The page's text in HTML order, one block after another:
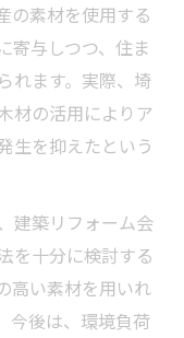
の素材を使用する
寄与しつつ、住ま
れます。実際、埼
材の活用によりア
生を抑えたという
建築リフォーム会
を十分に検討する
高い素材を用いれ
今後は、環境負荷